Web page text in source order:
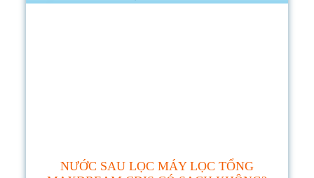
NƯỚC SAU LỌC MÁY LỌC TỔNG